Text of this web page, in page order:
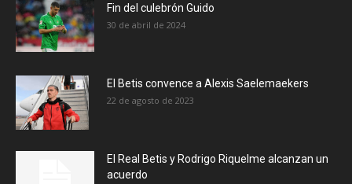
Fin del culebrón Guido
30 de abril de 2024
El Betis convence a Alexis Saelemaekers
22 de agosto de 2023
El Real Betis y Rodrigo Riquelme alcanzan un
acuerdo